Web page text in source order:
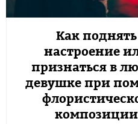
Как поднять
настроение
признаться в
девушке при
композиции